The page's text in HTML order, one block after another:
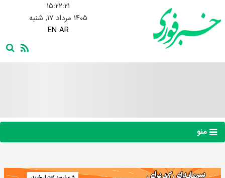
۱۵:۲۲:۲۲
۱۴۰۵ مرداد ۱۷, شنبه
EN AR
منو